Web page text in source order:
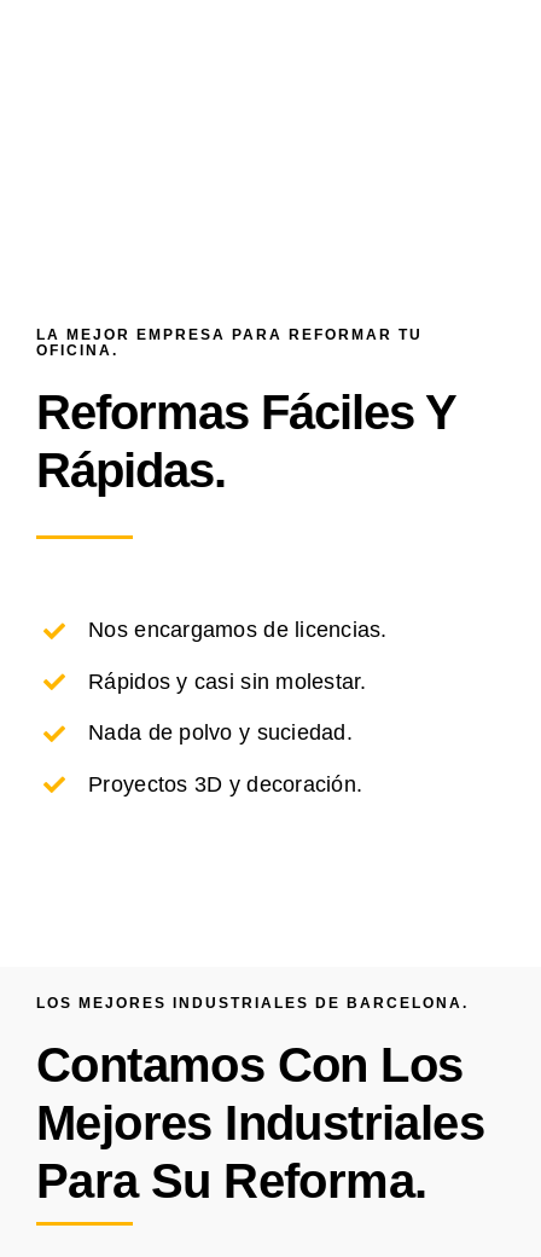
LA MEJOR EMPRESA PARA REFORMAR TU
OFICINA.
Reformas Fáciles Y
Rápidas.
Nos encargamos de licencias.
Rápidos y casi sin molestar.
Nada de polvo y suciedad.
Proyectos 3D y decoración.
LOS MEJORES INDUSTRIALES DE BARCELONA.
Contamos Con Los
Mejores Industriales
Para Su Reforma.